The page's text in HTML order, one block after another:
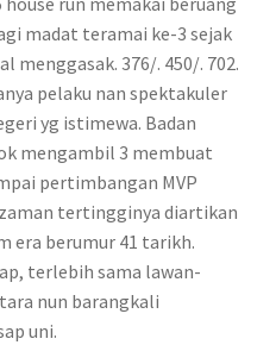
madat teramai ke-3 sejak
menggasak. 376/. 450/. 702.
pelaku nan spektakuler
yg istimewa. Badan
mengambil 3 membuat
pertimbangan MVP
tertingginya diartikan
era berumur 41 tarikh.
terlebih sama lawan-
nun barangkali
uni.